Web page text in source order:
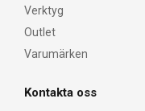
Verktyg
Outlet
Varumärken
Kontakta oss